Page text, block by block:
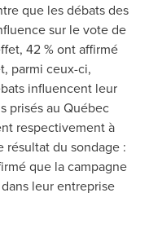
que les débats des
sur le vote de
42 % ont affirmé
parmi ceux-ci,
influencent leur
prisés au Québec
respectivement à
résultat du sondage :
que la campagne
leur entreprise